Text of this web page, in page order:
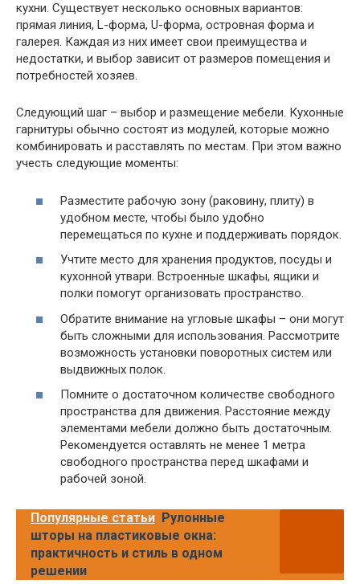
кухни. Существует несколько основных вариантов:
прямая линия, L-форма, U-форма, островная форма и
галерея. Каждая из них имеет свои преимущества и
недостатки, и выбор зависит от размеров помещения и
потребностей хозяев.
Следующий шаг – выбор и размещение мебели. Кухонные
гарнитуры обычно состоят из модулей, которые можно
комбинировать и расставлять по местам. При этом важно
учесть следующие моменты:
Разместите рабочую зону (раковину, плиту) в
удобном месте, чтобы было удобно
перемещаться по кухне и поддерживать порядок.
Учтите место для хранения продуктов, посуды и
кухонной утвари. Встроенные шкафы, ящики и
полки помогут организовать пространство.
Обратите внимание на угловые шкафы – они могут
быть сложными для использования. Рассмотрите
возможность установки поворотных систем или
выдвижных полок.
Помните о достаточном количестве свободного
пространства для движения. Расстояние между
элементами мебели должно быть достаточным.
Рекомендуется оставлять не менее 1 метра
свободного пространства перед шкафами и
рабочей зоной.
Популярные статьи Рулонные
шторы на пластиковые окна:
практичность и стиль в одном
решении